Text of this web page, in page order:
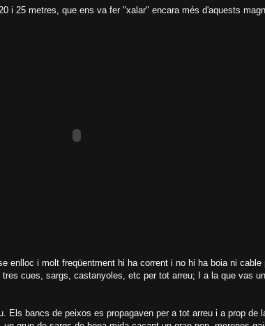
i 25 metres, que ens va fer "xalar" encara més d'aquests
enlloc i molt freqüentment hi ha corrent i no hi ha boia ni
cues, sargs, castanyoles, etc per tot arreu; I a la que vas
Els bancs de peixos es propagaven per a tot arreu i a prop de